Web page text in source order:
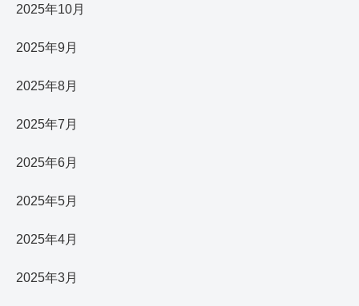
2025年10月
2025年9月
2025年8月
2025年7月
2025年6月
2025年5月
2025年4月
2025年3月